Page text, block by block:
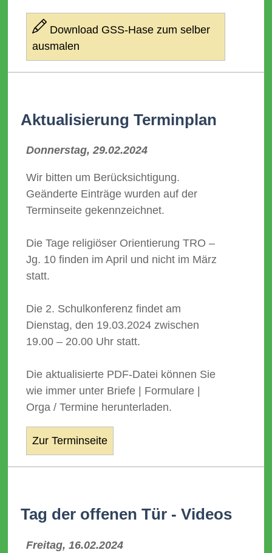
Download GSS-Hase zum selber
ausmalen
Aktualisierung Terminplan
Donnerstag, 29.02.2024
Wir bitten um Berücksichtigung.
Geänderte Einträge wurden auf der
Terminseite gekennzeichnet.
Die Tage religiöser Orientierung TRO –
Jg. 10 finden im April und nicht im März
statt.
Die 2. Schulkonferenz findet am
Dienstag, den 19.03.2024 zwischen
19.00 – 20.00 Uhr statt.
Die aktualisierte PDF-Datei können Sie
wie immer unter Briefe | Formulare |
Orga / Termine herunterladen.
Zur Terminseite
Tag der offenen Tür - Videos
Freitag, 16.02.2024